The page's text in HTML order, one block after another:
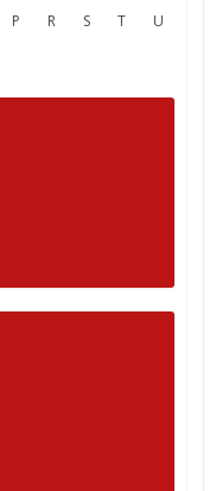
P R S T
U